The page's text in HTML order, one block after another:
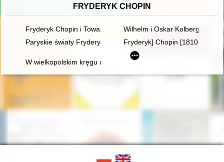
FRYDERYK CHOPIN
Fryderyk Chopin i Towarzystwo Politechniczne Polskie w
Wilhelm i Oskar Kolbergowie -
Paryskie światy Fryderyka Chopina [1810-1849]
Fryderyk] Chopin [1810-1849].
W wielkopolskim kręgu rodziny Fryderyka Chopina